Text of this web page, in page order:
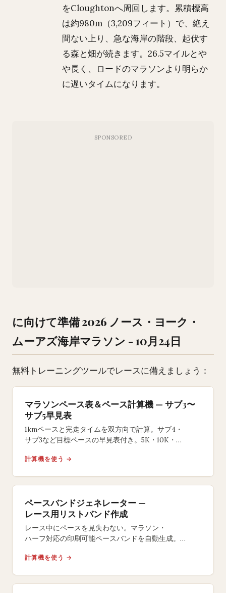
をCloughtonへ周回します。累積標高
は約980m（3,209フィート）で、絶え
間ない上り、急な海岸の階段、起伏す
る森と畑が続きます。26.5マイルとや
や長く、ロードのマラソンより明らか
に遅いタイムになります。
に向けて準備 2026 ノース・ヨーク・
ムーアズ海岸マラソン - 10月24日
無料トレーニングツールでレースに備えましょう：
マラソンペース表＆ペース計算機 — サブ3〜
サブ5早見表
1kmペースと完走タイムを双方向で計算。サブ4・
サブ3など目標ペースの早見表付き。5K・10K・
計算機を使う →
ペースバンドジェネレーター —
レース用リストバンド作成
レース中にペースを見失わない。マラソン・
ハーフ対応の印刷可能ペースバンドを自動生成。
ネガティブスプリット戦略やサイズ選択も自在。
計算機を使う →